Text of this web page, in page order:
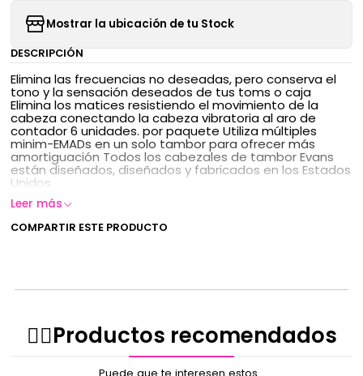
Mostrar la ubicación de tu Stock
DESCRIPCIÓN
Elimina las frecuencias no deseadas, pero conserva el
tono y la sensación deseados de tus toms o caja
Elimina los matices resistiendo el movimiento de la
cabeza conectando la cabeza vibratoria al aro de
contador 6 unidades. por paquete Utiliza múltiples
minim-EMADs en un solo tambor para ofrecer más
amortiguación Todos los cabezales de tambor Evans
están diseñados, diseñados y fabricados en los Estados
Unidos
Leer más
COMPARTIR ESTE PRODUCTO
✌🏻️Productos recomendados